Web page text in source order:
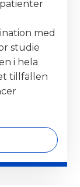
med
studie
i hela
tillfällen